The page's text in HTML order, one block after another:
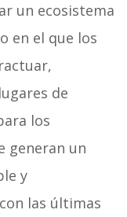
un ecosistema
en el que los
de
los
generan un
y
las últimas